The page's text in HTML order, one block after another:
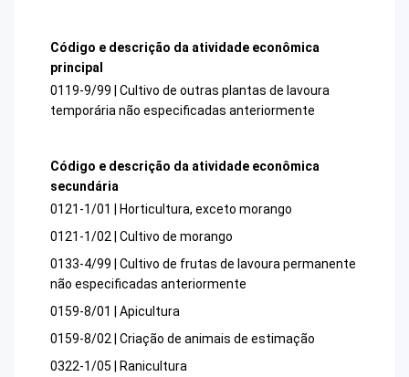
Código e descrição da atividade econômica
principal
0119-9/99 | Cultivo de outras plantas de lavoura
temporária não especificadas anteriormente
Código e descrição da atividade econômica
secundária
0121-1/01 | Horticultura, exceto morango
0121-1/02 | Cultivo de morango
0133-4/99 | Cultivo de frutas de lavoura permanente
não especificadas anteriormente
0159-8/01 | Apicultura
0159-8/02 | Criação de animais de estimação
0322-1/05 | Ranicultura